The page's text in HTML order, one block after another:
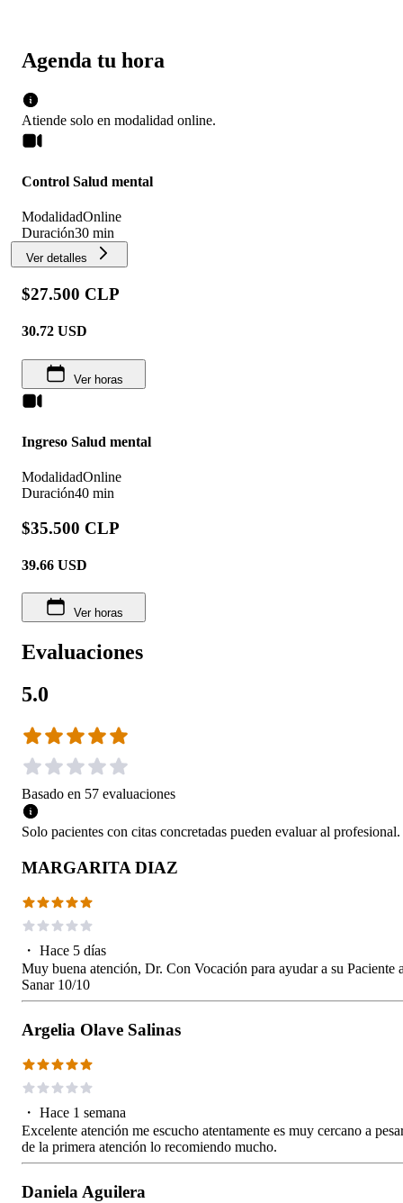
Agenda tu hora
Atiende solo en modalidad online.
Control Salud mental
ModalidadOnline
Duración30 min
Ver detalles
$27.500 CLP
30.72 USD
Ver horas
Ingreso Salud mental
ModalidadOnline
Duración40 min
$35.500 CLP
39.66 USD
Ver horas
Evaluaciones
5.0
Basado en 57 evaluaciones
Solo pacientes con citas concretadas pueden evaluar al profesional.
MARGARITA DIAZ
・ Hace 5 días
Muy buena atención, Dr. Con Vocación para ayudar a su Paciente
Sanar 10/10
Argelia Olave Salinas
・ Hace 1 semana
Excelente atención me escucho atentamente es muy cercano a
de la primera atención lo recomiendo mucho.
Daniela Aguilera